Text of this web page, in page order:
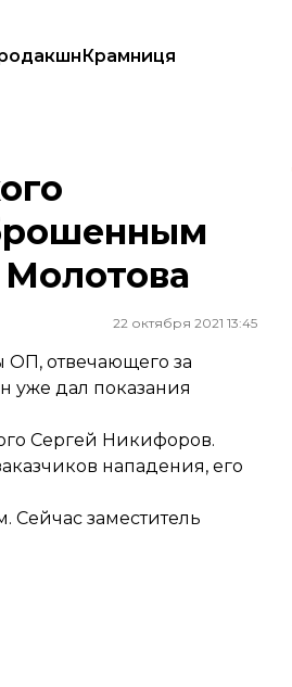
Крамниця
коктейлем Молотова
22 октября 2021 13:45
ОП, отвечающего за
уже дал показания
Сергей Никифоров.
нападения, его
Сейчас заместитель